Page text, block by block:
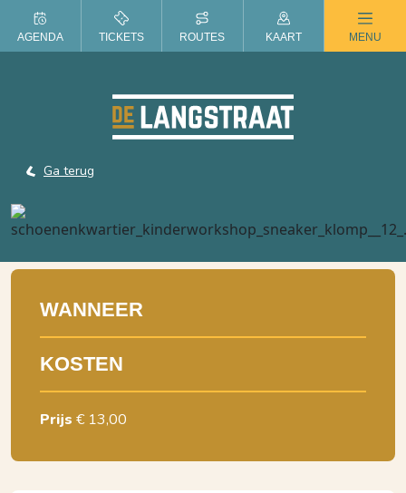
ZOMER IN DE LANGSTRAAT
Ga terug
WANNEER
KOSTEN
Prijs € 13,00
AGENDA TICKETS ROUTES KAART MENU